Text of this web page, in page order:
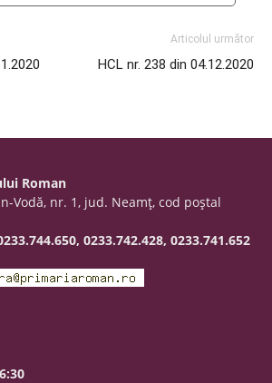
Articolul următor
HCL nr. 238 din 04.12.2020
Roman
Vodă, nr. 1, jud. Neamţ, cod poştal
0233.742.428, 0233.741.652